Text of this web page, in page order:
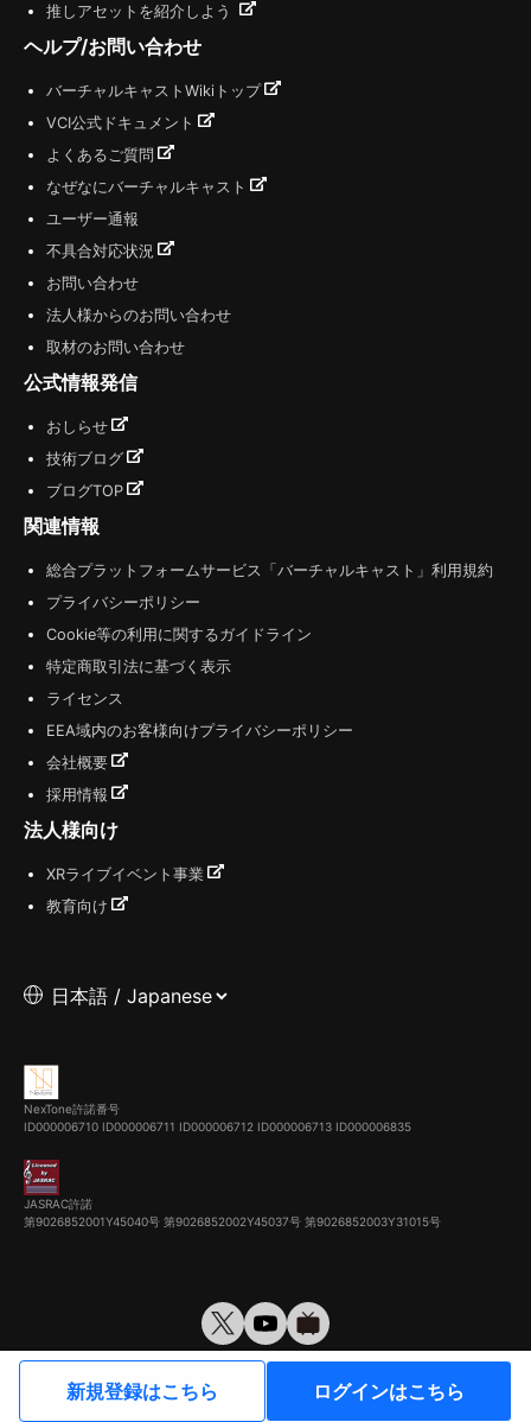
新規登録はこちら ログインはこちら
推しアセットを紹介しよう
ヘルプ/お問い合わせ
バーチャルキャストWikiトップ
VCI公式ドキュメント
よくあるご質問
なぜなにバーチャルキャスト
ユーザー通報
不具合対応状況
お問い合わせ
法人様からのお問い合わせ
取材のお問い合わせ
公式情報発信
おしらせ
技術ブログ
ブログTOP
関連情報
総合プラットフォームサービス「バーチャルキャスト」利用規約
プライバシーポリシー
Cookie等の利用に関するガイドライン
特定商取引法に基づく表示
ライセンス
EEA域内のお客様向けプライバシーポリシー
会社概要
採用情報
法人様向け
XRライブイベント事業
教育向け
NexTone許諾番号
ID000006710 ID000006711 ID000006712 ID000006713 ID000006835
JASRAC許諾
第9026852001Y45040号 第9026852002Y45037号 第9026852003Y31015号
© VirtualCast, Inc. All rights reserved.